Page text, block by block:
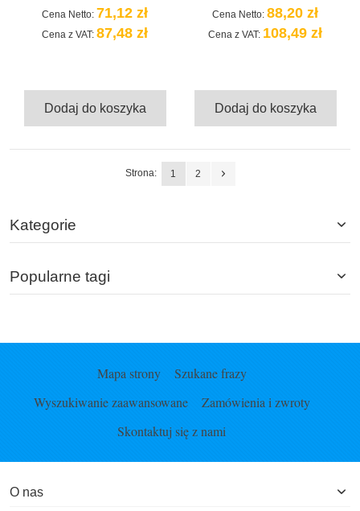
Cena Netto: 71,12 zł
Cena z VAT: 87,48 zł
Dodaj do koszyka
Cena Netto: 88,20 zł
Cena z VAT: 108,49 zł
Dodaj do koszyka
Strona: 1 2
Kategorie
Popularne tagi
Mapa strony
Szukane frazy
Wyszukiwanie zaawansowane
Zamówienia i zwroty
Skontaktuj się z nami
O nas